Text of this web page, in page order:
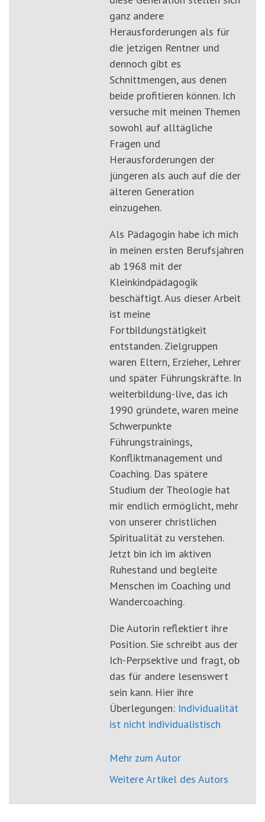
ganz andere
Herausforderungen als für
die jetzigen Rentner und
dennoch gibt es
Schnittmengen, aus denen
beide profitieren können. Ich
versuche mit meinen Themen
sowohl auf alltägliche
Fragen und
Herausforderungen der
jüngeren als auch auf die der
älteren Generation
einzugehen.
Als Pädagogin habe ich mich
in meinen ersten Berufsjahren
ab 1968 mit der
Kleinkindpädagogik
beschäftigt. Aus dieser Arbeit
ist meine
Fortbildungstätigkeit
entstanden. Zielgruppen
waren Eltern, Erzieher, Lehrer
und später Führungskräfte. In
weiterbildung-live, das ich
1990 gründete, waren meine
Schwerpunkte
Führungstrainings,
Konfliktmanagement und
Coaching. Das spätere
Studium der Theologie hat
mir endlich ermöglicht, mehr
von unserer christlichen
Spiritualität zu verstehen.
Jetzt bin ich im aktiven
Ruhestand und begleite
Menschen im Coaching und
Wandercoaching.
Die Autorin reflektiert ihre
Position. Sie schreibt aus der
Ich-Perpsektive und fragt, ob
das für andere lesenswert
sein kann. Hier ihre
Überlegungen: Individualität
ist nicht individualistisch
Mehr zum Autor
Weitere Artikel des Autors